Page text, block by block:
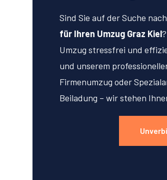
Sind Sie auf der Suche
für Ihren Umzug Graz Kiel
Umzug stressfrei und
und unserem
Firmenumzug oder
Beiladung – wir stehen